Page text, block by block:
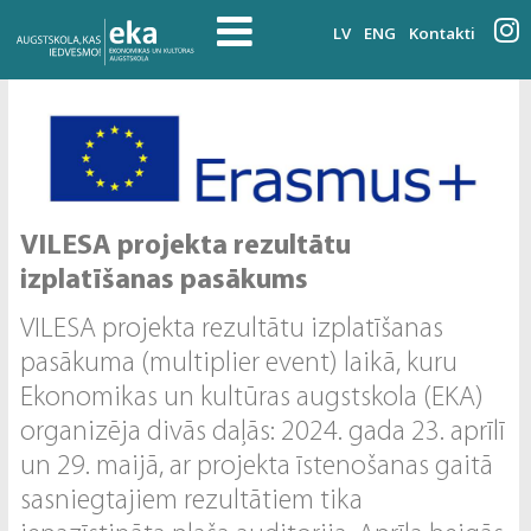
LV ENG Kontakti
VILESA projekta rezultātu
izplatīšanas pasākums
VILESA projekta rezultātu izplatīšanas
pasākuma (multiplier event) laikā, kuru
Ekonomikas un kultūras augstskola (EKA)
organizēja divās daļās: 2024. gada 23. aprīlī
un 29. maijā, ar projekta īstenošanas gaitā
sasniegtajiem rezultātiem tika